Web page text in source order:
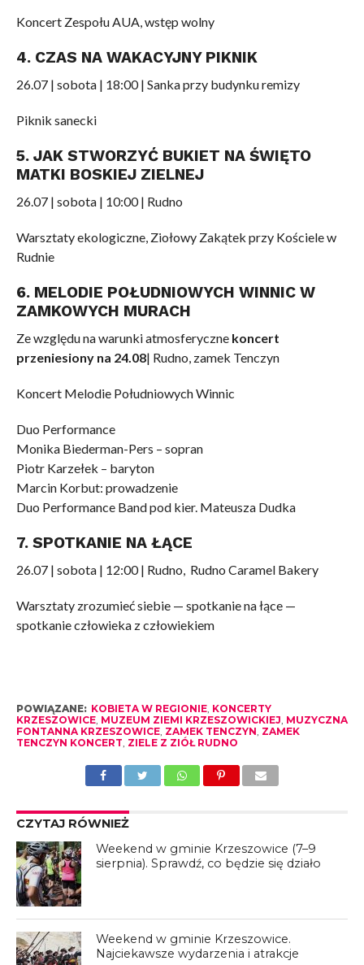
Koncert Zespołu AUA, wstęp wolny
4. CZAS NA WAKACYJNY PIKNIK
26.07 | sobota | 18:00 | Sanka przy budynku remizy
Piknik sanecki
5. JAK STWORZYĆ BUKIET NA ŚWIĘTO
MATKI BOSKIEJ ZIELNEJ
26.07 | sobota | 10:00 | Rudno
Warsztaty ekologiczne, Ziołowy Zakątek przy Kościele w
Rudnie
6. MELODIE POŁUDNIOWYCH WINNIC W
ZAMKOWYCH MURACH
Ze względu na warunki atmosferyczne koncert
przeniesiony na 24.08| Rudno, zamek Tenczyn
Koncert Melodie Południowych Winnic
Duo Performance
Monika Biederman-Pers – sopran
Piotr Karzełek – baryton
Marcin Korbut: prowadzenie
Duo Performance Band pod kier. Mateusza Dudka
7. SPOTKANIE NA ŁĄCE
26.07 | sobota | 12:00 | Rudno, Rudno Caramel Bakery
Warsztaty zrozumieć siebie — spotkanie na łące —
spotkanie człowieka z człowiekiem
POWIĄZANE: KOBIETA W REGIONIE, KONCERTY
KRZESZOWICE, MUZEUM ZIEMI KRZESZOWICKIEJ, MUZYCZNA
FONTANNA KRZESZOWICE, ZAMEK TENCZYN, ZAMEK
TENCZYN KONCERT, ZIELE Z ZIÓŁ RUDNO
CZYTAJ RÓWNIEŻ
Weekend w gminie Krzeszowice (7–9
sierpnia). Sprawdź, co będzie się działo
Weekend w gminie Krzeszowice.
Najciekawsze wydarzenia i atrakcje